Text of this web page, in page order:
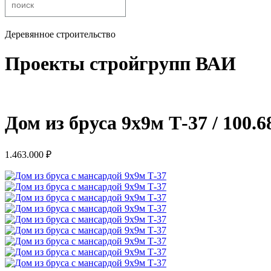
Деревянное строительство
Проекты стройгрупп ВАИ
Дом из бруса 9х9м Т-37 /
1.463.000 ₽